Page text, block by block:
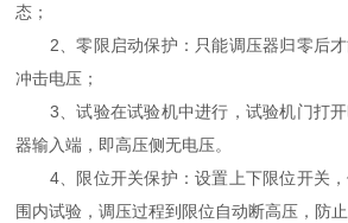
态；
2、零限启动保护：只能调压器归零后才
冲击电压；
3、试验在试验机中进行，试验机门打开
器输入端，即高压侧无电压。
4、限位开关保护：设置上下限位开关，
围内试验，调压过程到限位自动断高压，防止